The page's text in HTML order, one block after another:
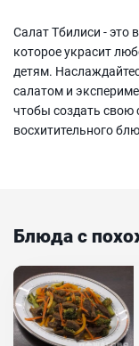
Салат Тбилиси - это
которое украсит
детям.
салатом и
чтобы создать свою
восхитительного
Блюда с